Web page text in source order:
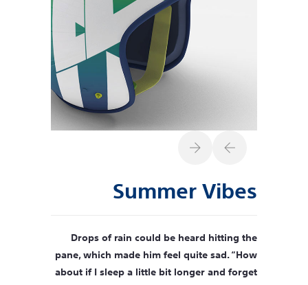
Summer Vibes
Drops of rain could be heard hitting the
pane, which made him feel quite sad. “How
about if I sleep a little bit longer and forget